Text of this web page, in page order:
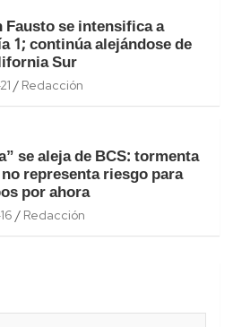
Fausto se intensifica a
1; continúa alejándose de
Sur
Redacción
se aleja de BCS: tormenta
representa riesgo para
por ahora
Redacción